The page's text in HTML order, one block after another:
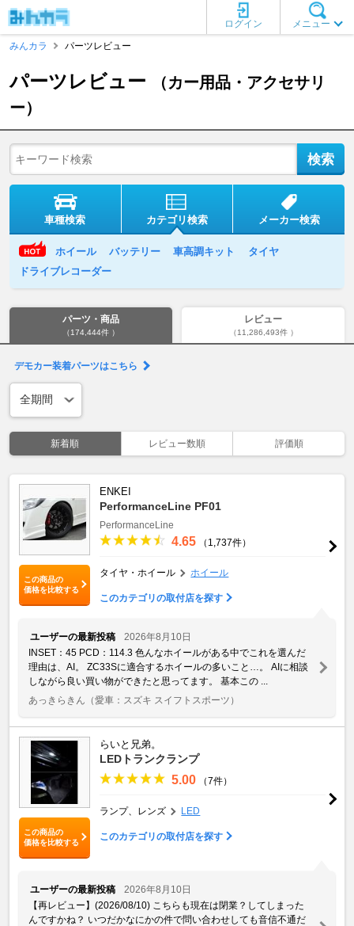
メニュー
ログイン
みんカラ
パーツレビュー
パーツレビュー
（カー用品・アクセサリ
ー）
車種検索 カテゴリ検索 メーカー検索
ホイール バッテリー 車高調キット
タイヤ
ドライブレコーダー
パーツ・商品
（174,444件 ）
レビュー
（11,286,493件 ）
デモカー装着パーツはこちら
新着順 レビュー数順 評価順
この商品の
価格を比較する
ENKEI
PerformanceLine PF01
PerformanceLine
4.65 （1,737件）
タイヤ・ホイール ホイール
このカテゴリの取付店を探す
ユーザーの最新投稿
2026年8月10日
INSET：45 PCD：114.3 色んなホイールがある中でこれを選んだ
理由は、AI。 ZC33Sに適合するホイールの多いこと…。 AIに相談
しながら良い買い物ができたと思ってます。 基本この ...
あっきらきん （愛車：スズキ スイフトスポーツ）
この商品の
価格を比較する
らいと兄弟。
LEDトランクランプ
5.00 （7件）
ランプ、レンズ LED
このカテゴリの取付店を探す
ユーザーの最新投稿
2026年8月10日
【再レビュー】(2026/08/10) こちらも現在は閉業？してしまった
んですかね？ いつだかなにかの件で問い合わせしても音信不通だ